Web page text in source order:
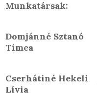
Munkatársak:
Domjánné Sztanó
Tímea
Cserhátiné Hekeli
Lívia